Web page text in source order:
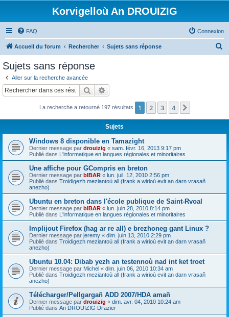
Korvigelloù An DROUIZIG
FAQ Connexion
Accueil du forum Rechercher Sujets sans réponse
c
Sujets sans réponse
Aller sur la recherche avancée
Rechercher
La recherche a retourné 197 résultats 1 2 3 4
Sujets
Windows 8 disponible en Tamazight
Dernier message par drouizig « sam. févr. 16, 2013 9:17 pm
Publié dans L'informatique en langues régionales et minoritaires
Une affiche pour GCompris en breton
Dernier message par bIBAR « lun. juil. 12, 2010 2:56 pm
Publié dans Troidigezh meziantoù all (frank a wirioù evit an darn vrasañ
anezho)
Ubuntu en breton dans l'école publique de Saint-Rvoal
Dernier message par bIBAR « lun. juin 28, 2010 8:14 pm
Publié dans L'informatique en langues régionales et minoritaires
Implijout Firefox (hag ar re all) e brezhoneg gant Linux ?
Dernier message par jeremy « dim. juin 13, 2010 2:29 pm
Publié dans Troidigezh meziantoù all (frank a wirioù evit an darn vrasañ
anezho)
Ubuntu 10.04: Dibab yezh an testennoù nad int ket troet
Dernier message par Michel « dim. juin 06, 2010 10:34 am
Publié dans Troidigezh meziantoù all (frank a wirioù evit an darn vrasañ
anezho)
Télécharger/Pellgargañ ADD 2007/HDA amañ
Dernier message par drouizig « dim. avr. 04, 2010 10:24 am
Publié dans An DROUIZIG Difazier